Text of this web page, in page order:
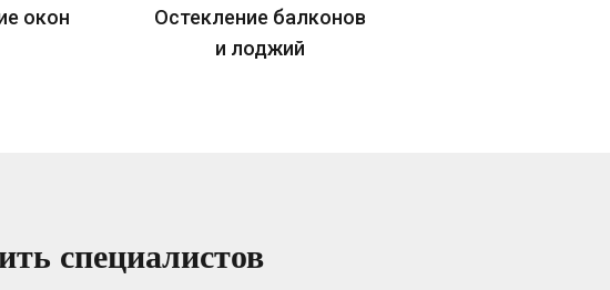
окон
Остекление балконов
и лоджий
специалистов